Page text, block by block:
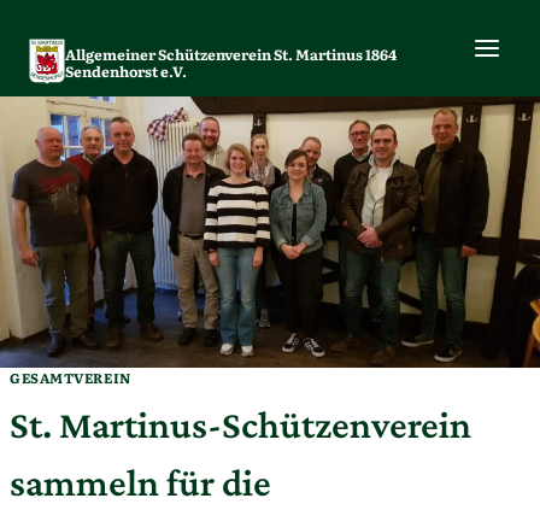
Inhalt
springen
Allgemeiner Schützenverein St. Martinus 1864
Sendenhorst e.V.
GESAMTVEREIN
St. Martinus-Schützenverein
sammeln für die